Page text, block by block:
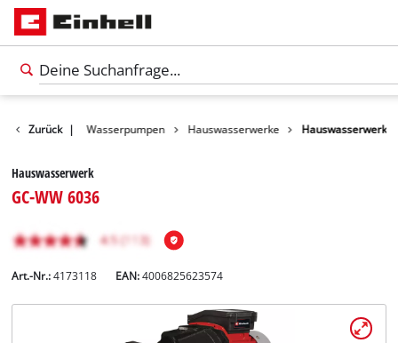
Zurück |
Produkte Wasserpumpen Hauswasserwerke Hauswasserwerk
Hauswasserwerk
GC-WW 6036
Art.-Nr.: 4173118 EAN:4006825623574